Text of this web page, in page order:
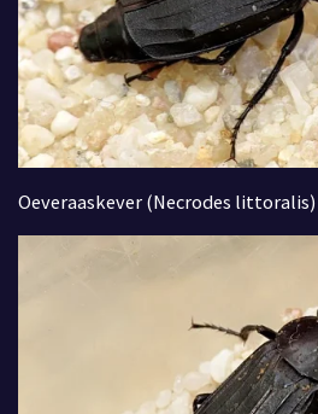
Oeveraaskever (Necrodes